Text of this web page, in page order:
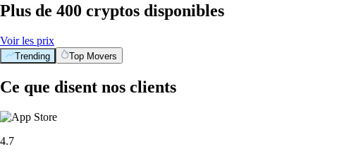
Plus de 400 cryptos disponibles
Voir les prix
Trending Top Movers
Ce que disent nos clients
4.7